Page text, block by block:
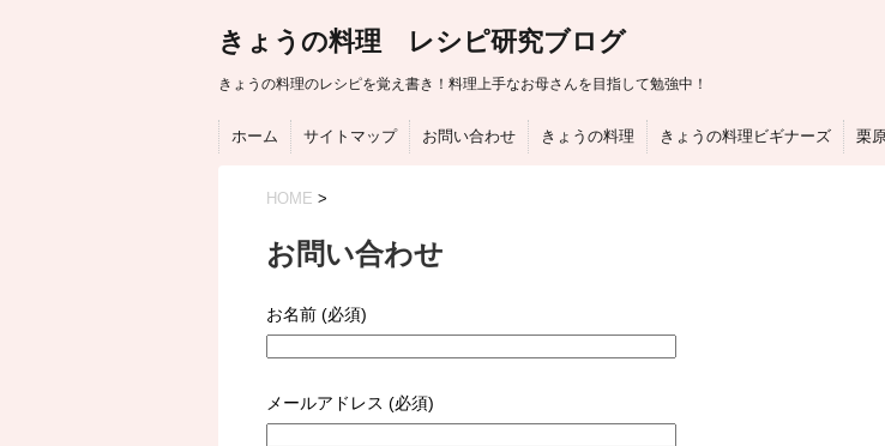
きょうの料理 レシピ研究ブログ
きょうの料理のレシピを覚え書き！料理上手なお母さんを目指して勉強中！
ホーム サイトマップ お問い合わせ きょうの料理 きょうの料理ビギナーズ 栗
HOME >
お問い合わせ
お名前 (必須)
メールアドレス (必須)